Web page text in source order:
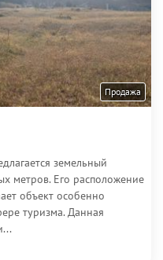
Продажа
земельный
метров. Его расположение
объект особенно
туризма. Данная